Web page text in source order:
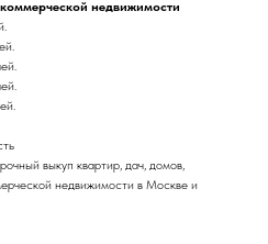
недвижимости
выкуп квартир, дач, домов,
недвижимости в Москве и